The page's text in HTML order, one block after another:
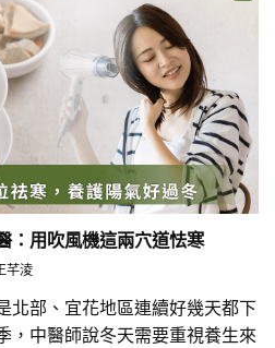
：用吹風機這兩穴道怯寒
芊淩
北部、宜花地區連續好幾天都下
，中醫師說冬天需要重視養生來